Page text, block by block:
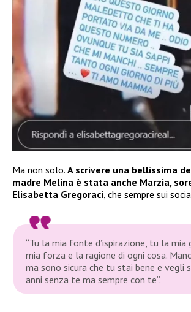
Ma non solo. A scrivere una bellissima
madre Melina è stata anche Marzia,
Elisabetta Gregoraci , che sempre sui
“Tu la mia fonte d’ispirazione, tu la mia
mia forza e la ragione di ogni cosa.
ma sono sicura che tu stai bene e vegli
anni senza te ma sempre con te”.